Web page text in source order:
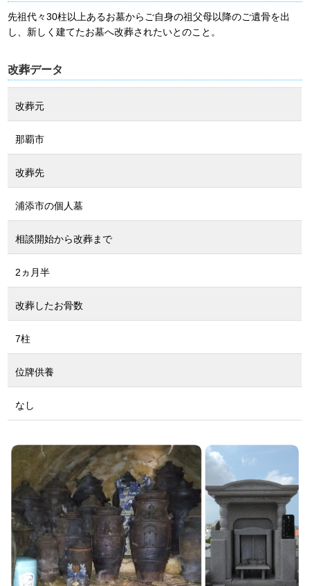
先祖代々30柱以上あるお墓からご自身の祖父母以降のご遺骨を出
し、新しく建てたお墓へ改葬されたいとのこと。
改葬データ
改葬元
那覇市
改葬先
浦添市の個人墓
相談開始から改葬まで
2ヵ月半
改葬したお骨数
7柱
位牌供養
なし